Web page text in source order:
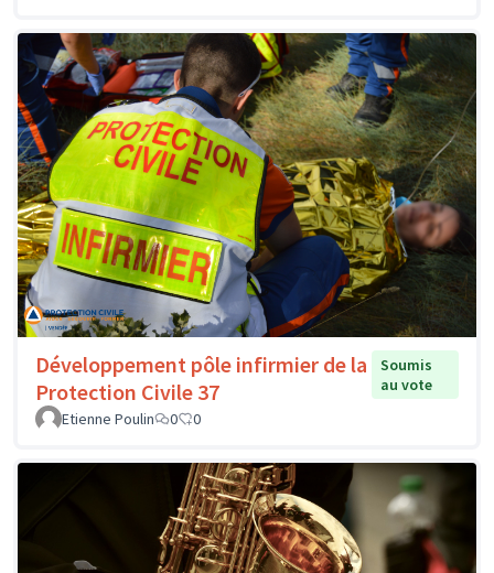
Développement pôle infirmier de la
Protection Civile 37
Soumis
au vote
Etienne Poulin
0 0